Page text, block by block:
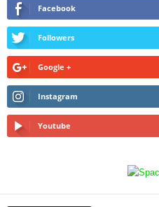
Facebook
Followers
Google +
Instagram
Youtube